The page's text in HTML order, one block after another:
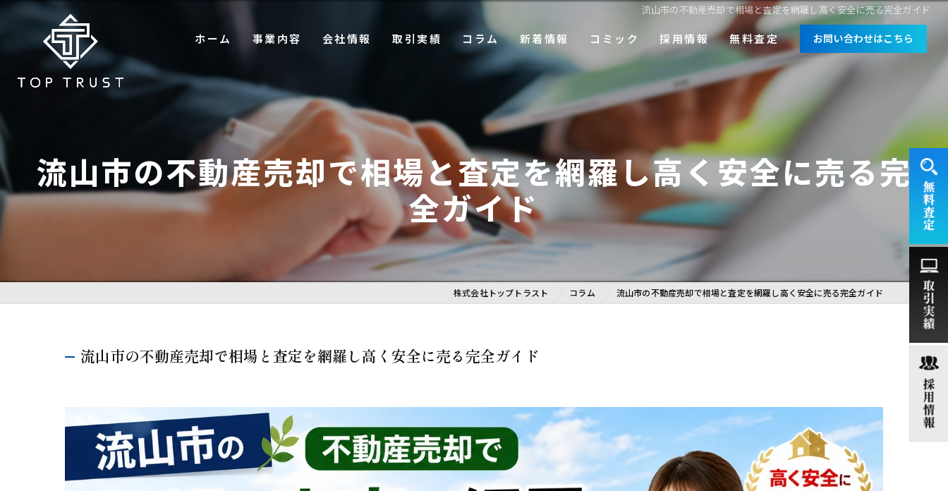
流山市の不動産売却で相場と査定を網羅し高く安全に売る完全ガイド
お問い合わせはこちら
ホーム 事業内容
不動産仲介事業
コンサルティング事業
プロパティマネジメント事業
買取事業
ホテル宿泊施設運営事業
会社情報
代表メッセージ
会社概要
CSR活動
取引実績 コラム 新着情報
プレリリース
お知らせ
コミック 採用情報
中途採用
無料査定
流山市の不動産売却で相場と査定を網羅し高く安全に売る完
全ガイド
株式会社トップトラスト コラム 流山市の不動産売却で相場と査定を網羅し高く安全に売る完全ガイド
流山市の不動産売却で相場と査定を網羅し高く安全に売る完全ガイド